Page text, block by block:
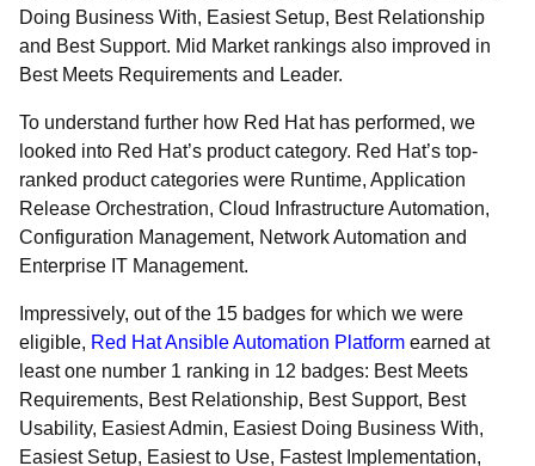
Doing Business With, Easiest Setup, Best Relationship
and Best Support. Mid Market rankings also improved in
Best Meets Requirements and Leader.
To understand further how Red Hat has performed, we
looked into Red Hat’s product category. Red Hat’s top-
ranked product categories were Runtime, Application
Release Orchestration, Cloud Infrastructure Automation,
Configuration Management, Network Automation and
Enterprise IT Management.
Impressively, out of the 15 badges for which we were
eligible, Red Hat Ansible Automation Platform earned at
least one number 1 ranking in 12 badges: Best Meets
Requirements, Best Relationship, Best Support, Best
Usability, Easiest Admin, Easiest Doing Business With,
Easiest Setup, Easiest to Use, Fastest Implementation,